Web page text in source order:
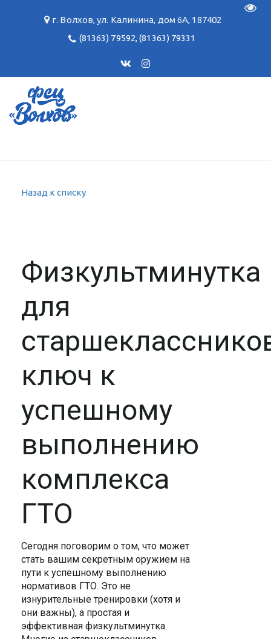
г. Волхов,ул. Калинина, дом 6А, 187402
(81363) 79592,(81363) 79331
Назад к списку
Физкультминутка
для
ключ к
успешному
выполнению
комплекса
ГТО
Сегодня поговорим о том, что может
стать вашим секретным оружием на
пути к успешному выполнению
нормативов ГТО. Это не
изнурительные тренировки (хотя и
они важны), а простая и
эффективная физкультминутка.